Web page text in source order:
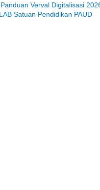
Panduan Verval Digitalisasi
Satuan Pendidikan PAUD